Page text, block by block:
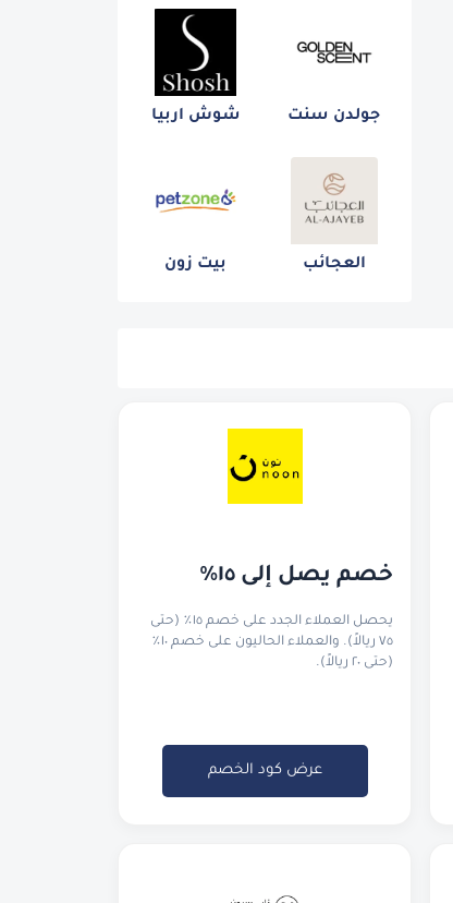
جولدن سنت شوش اربيا
العجائب بيت زون
خصم يصل إلى ١٥٪
يحصل العملاء الجدد على خصم ١٥٪ (حتى
٧٥ ريالاً). والعملاء الحاليون على خصم ١٠٪
(حتى ٢٠ ريالاً).
عرض كود الخصم